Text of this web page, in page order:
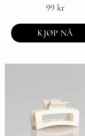
99 kr
KJØP NÅ